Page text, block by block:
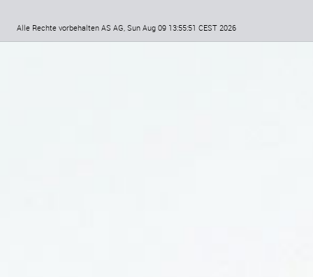
Alle Rechte vorbehalten AS AG, Sun Aug 09 13:55:51 CEST 2026